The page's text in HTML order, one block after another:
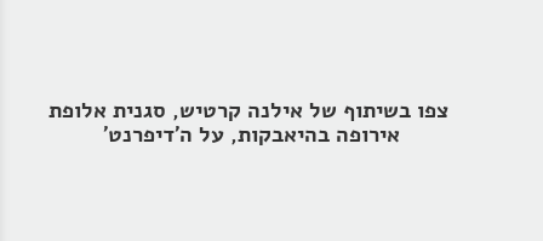
צפו בשיתוף של אילנה קרטיש, סגנית אלופת
אירופה בהיאבקות, על ה'דיפרנט'